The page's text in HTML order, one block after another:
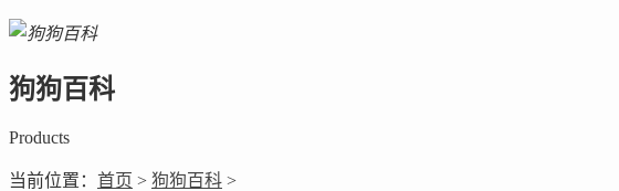
狗狗百科
Products
当前位置： 首页 > 狗狗百科 >